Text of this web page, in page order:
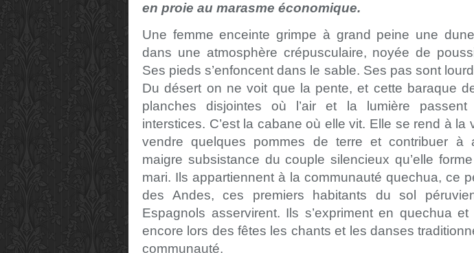
en proie au marasme économique.
Une femme enceinte grimpe à grand peine une
dans une atmosphère crépusculaire, noyée de
Ses pieds s’enfoncent dans le sable. Ses pas sont
Du désert on ne voit que la pente, et cette baraque
planches disjointes où l’air et la lumière
interstices. C’est la cabane où elle vit. Elle se rend à la
vendre quelques pommes de terre et contribuer à
maigre subsistance du couple silencieux qu’elle
mari. Ils appartiennent à la communauté quechua, ce
des Andes, ces premiers habitants du sol
Espagnols asservirent. Ils s’expriment en quechua et
encore lors des fêtes les chants et les danses
communauté.